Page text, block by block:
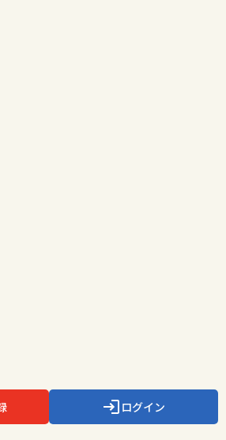
ログイン